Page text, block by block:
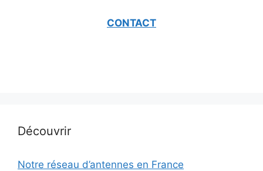
CONTACT
Découvrir
Notre réseau d’antennes en France